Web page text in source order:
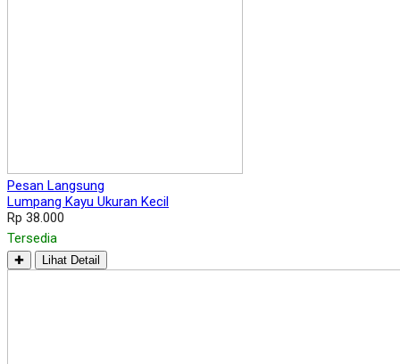
Pesan Langsung
Lumpang Kayu Ukuran Kecil
Rp 38.000
Tersedia
✚ Lihat Detail